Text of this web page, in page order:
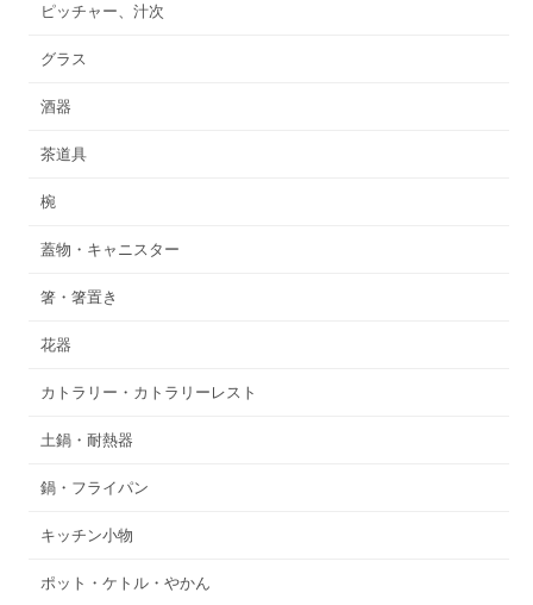
ピッチャー、汁次
グラス
酒器
茶道具
椀
蓋物・キャニスター
箸・箸置き
花器
カトラリー・カトラリーレスト
土鍋・耐熱器
鍋・フライパン
キッチン小物
ポット・ケトル・やかん